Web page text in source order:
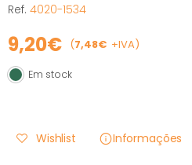
Ref. 4020-1534
9,20€ (7,48€ +IVA)
Em stock
Em stock
Wishlist Informações